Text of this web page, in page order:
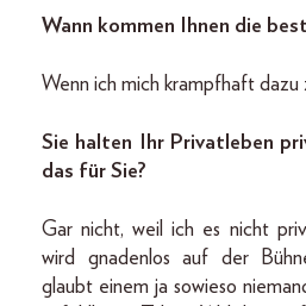
Wann kommen Ihnen die
Wenn ich mich krampfhaft dazu
Sie halten Ihr Privatleben
das für Sie?
Gar nicht, weil ich es nicht
wird gnadenlos auf der
glaubt einem ja sowieso